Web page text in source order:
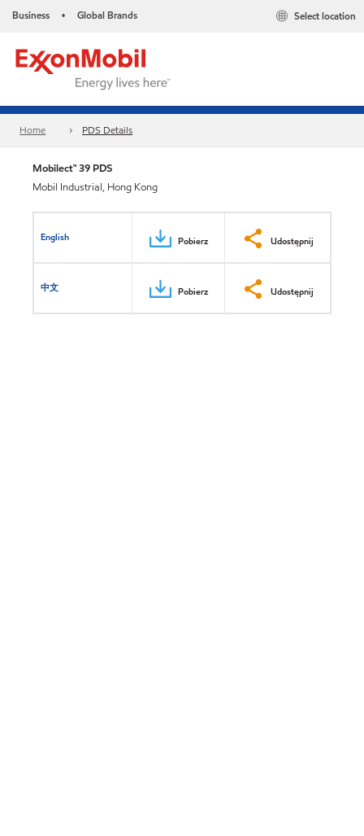
Business • Global Brands Select location
Home PDS Details
Mobilect™ 39 PDS
Mobil Industrial, Hong Kong
English Pobierz Udostępnij
中文 Pobierz Udostępnij